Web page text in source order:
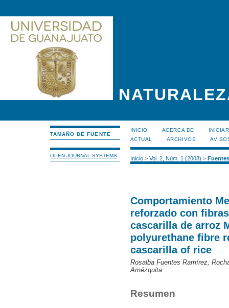
TAMAÑO DE FUENTE
OPEN JOURNAL SYSTEMS
INICIO ACERCA DE
ACTUAL
ARCHIVOS
Inicio> Vol. 2, Núm. 1 (2008) >
Comportamiento
reforzado con
cascarilla de arroz
polyurethane fibre
cascarilla of rice
Rosalba Fuentes Ramírez,
Amézquita
Resumen